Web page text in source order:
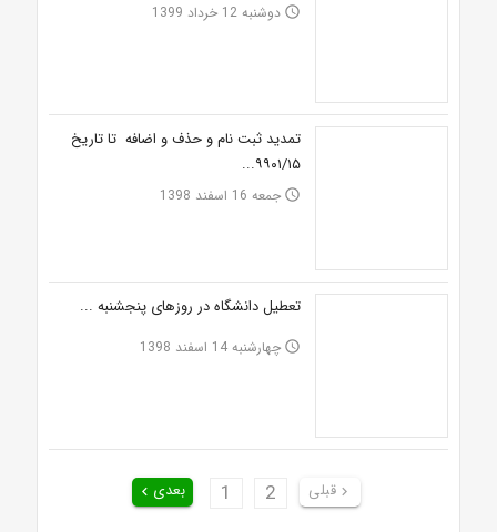
access_time دوشنبه 12 خرداد 1399
تمدید ثبت نام و حذف و اضافه تا تاریخ
۹۹۰۱/۱۵...
access_time جمعه 16 اسفند 1398
تعطیل دانشگاه در روزهای پنجشنبه ...
access_time چهارشنبه 14 اسفند 1398
بعدی keyboard_arrow_left 1 2 keyboard_arrow_right قبلی